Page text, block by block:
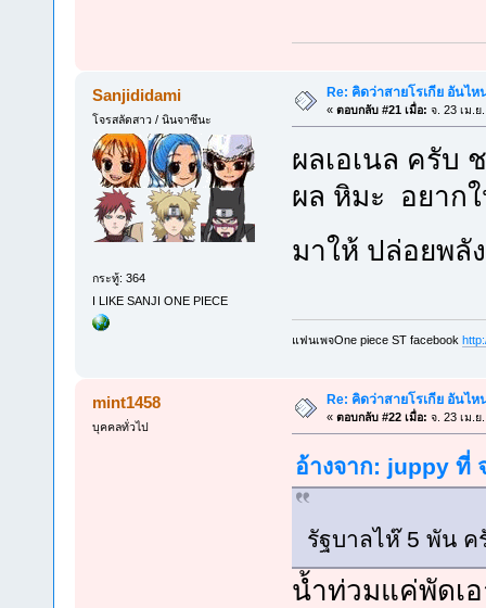
Sanjididami
โจรสลัดสาว / นินจาซึนะ
กระทู้: 364
I LIKE SANJI ONE PIECE
Re: คิดว่าสายโรเกีย อันไห
« ตอบกลับ #21 เมื่อ: จ. 23 เม.ย
ผลเอเนล ครับ
ผล หิมะ อยาก
มาให้ ปล่อยพ
แฟนเพจOne piece ST facebook
mint1458
บุคคลทั่วไป
Re: คิดว่าสายโรเกีย อันไห
« ตอบกลับ #22 เมื่อ: จ. 23 เม.ย
อ้างจาก: juppy ที่
รัฐบาลไห๊ 5 พัน
น้ำท่วมแค่พัดเ